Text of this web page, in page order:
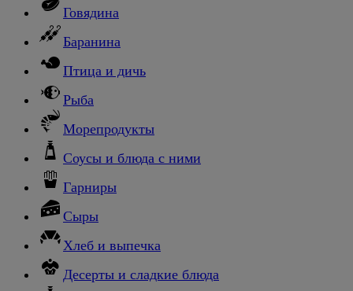
Говядина
Баранина
Птица и дичь
Рыба
Морепродукты
Соусы и блюда с ними
Гарниры
Сыры
Хлеб и выпечка
Десерты и сладкие блюда